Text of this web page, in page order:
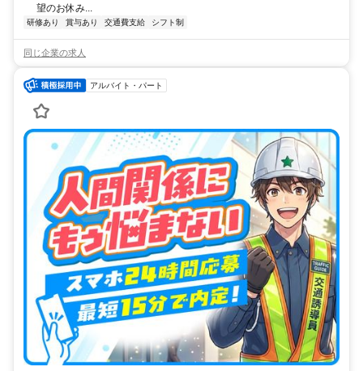
望のお休み...
研修あり 賞与あり 交通費支給 シフト制
同じ企業の求人
アルバイト・パート